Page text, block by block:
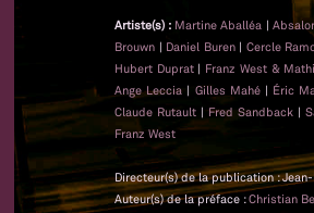
Artiste(s) : Martine Aballéa |
Brouwn | Daniel Buren| Cercle
Hubert Duprat| Franz West &
Ange Leccia | Gilles Mahé| Éric
Claude Rutault| Fred Sandback|
Franz West
Directeur(s) de la publication :
Auteur(s) de la préface :Christian